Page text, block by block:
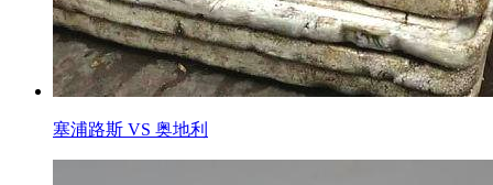
塞浦路斯 VS 奥地利